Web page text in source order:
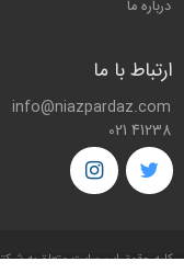
درباره ما
ارتباط با ما
info@niazpardaz.com
021 41238
کليه حقوق اين سايت متعلق به شرکت